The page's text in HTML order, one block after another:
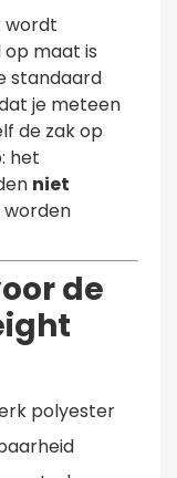
wordt
maat is
standaard
je meteen
de zak op
het
niet
de
polyester